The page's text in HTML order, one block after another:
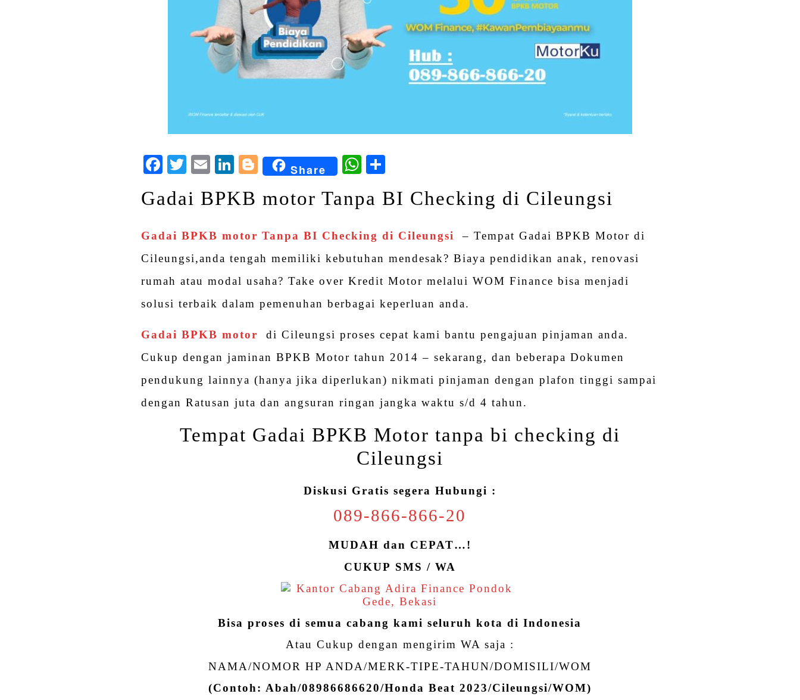
Facebook
Twitter
EmailLinkedIn
Blogger
Share WhatsApp
Gadai BPKB motor Tanpa BI Checking di Cileungsi
Gadai BPKB motor Tanpa BI Checking di Cileungsi
– Tempat Gadai BPKB Motor di
Cileungsi,anda tengah memiliki kebutuhan mendesak? Biaya pendidikan anak, renovasi
rumah atau modal usaha? Take over Kredit Motor melalui WOM Finance bisa menjadi
solusi terbaik dalam pemenuhan berbagai keperluan anda.
Gadai BPKB motor
di Cileungsi proses cepat kami bantu pengajuan pinjaman anda.
Cukup dengan jaminan BPKB Motor tahun 2014 – sekarang, dan beberapa Dokumen
pendukung lainnya (hanya jika diperlukan) nikmati pinjaman dengan plafon tinggi sampai
dengan Ratusan juta dan angsuran ringan jangka waktu s/d 4 tahun.
Tempat Gadai BPKB Motor tanpa bi checking di
Cileungsi
Diskusi Gratis segera Hubungi :
089-866-866-20
MUDAH dan CEPAT…!
CUKUP SMS / WA
Bisa proses di semua cabang kami seluruh kota di Indonesia
Atau Cukup dengan mengirim WA saja :
NAMA/NOMOR HP ANDA/MERK-TIPE-TAHUN/DOMISILI/WOM
(Contoh: Abah/08986686620/Honda Beat 2023/Cileungsi/WOM)